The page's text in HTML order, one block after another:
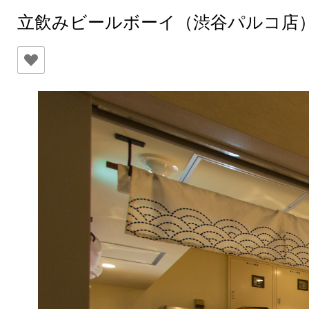
立飲みビールボーイ（渋谷パルコ店